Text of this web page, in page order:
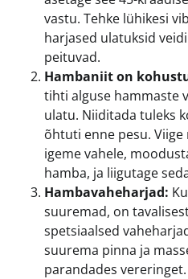
vastu. Tehke lühikesi
harjased ulatuksid
peituvad.
Hambaniit on
tihti alguse hammaste
ulatu. Niiditada tuleks
õhtuti enne pesu.
igeme vahele,
hamba, ja liigutage
Hambavaheharjad:
suuremad, on
spetsiaalsed
suurema pinna ja
parandades vereringet.